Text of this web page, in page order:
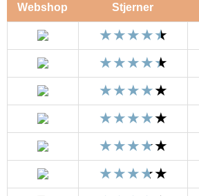
Webshop Stjerner